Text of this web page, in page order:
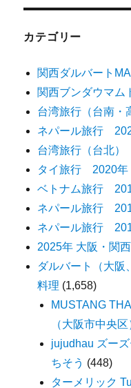
カテゴリー
関西ダルバート
関西ブンダウマム
台湾旅行（台南
ネパール旅行
台湾旅行（台北
タイ旅行 2020年
ベトナム旅行
ネパール旅行
ネパール旅行
2025年 大阪・関
ダルバート（大阪
料理 (1,658)
MUSTANG
（大阪市中央区
jujudhau ズー
ちそう (448)
ターメリック